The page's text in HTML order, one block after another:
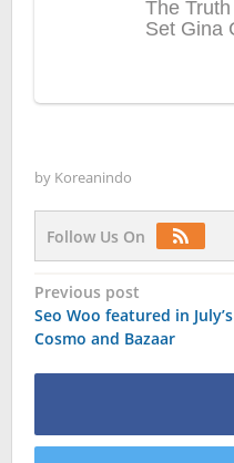
by Koreanindo
Follow Us On
Post
navigation
Previous post
Seo Woo featured in July’s
Cosmo and Bazaar